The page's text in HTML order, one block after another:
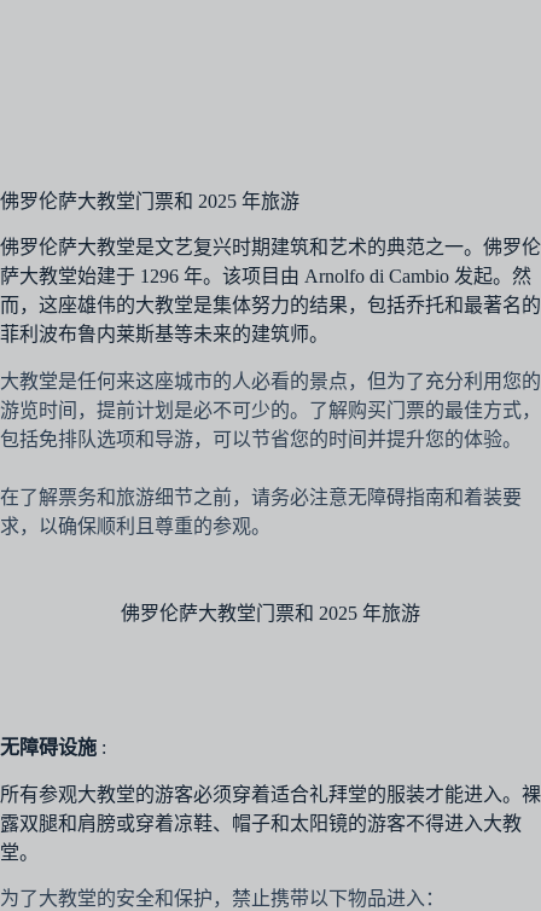
佛罗伦萨大教堂门票和 2025 年旅游
佛罗伦萨大教堂是文艺复兴时期建筑和艺术的典范之一。佛罗伦
萨大教堂始建于 1296 年。该项目由 Arnolfo di Cambio 发起。然
而，这座雄伟的大教堂是集体努力的结果，包括乔托和最著名的
菲利波布鲁内莱斯基等未来的建筑师。
大教堂是任何来这座城市的人必看的景点，但为了充分利用您的
游览时间，提前计划是必不可少的。了解购买门票的最佳方式，
包括免排队选项和导游，可以节省您的时间并提升您的体验。
在了解票务和旅游细节之前，请务必注意无障碍指南和着装要
求，以确保顺利且尊重的参观。
佛罗伦萨大教堂门票和 2025 年旅游
无障碍设施 :
所有参观大教堂的游客必须穿着适合礼拜堂的服装才能进入。裸
露双腿和肩膀或穿着凉鞋、帽子和太阳镜的游客不得进入大教
堂。
为了大教堂的安全和保护，禁止携带以下物品进入：